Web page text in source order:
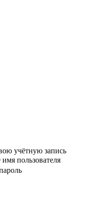
учётную запись
пользователя